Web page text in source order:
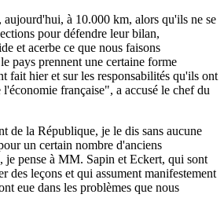
aujourd'hui, à 10.000 km, alors qu'ils ne se
pour défendre leur bilan,
et acerbe ce que nous faisons
pays prennent une certaine forme
fait hier et sur les responsabilités qu'ils ont
l'économie française", a accusé le chef du
de la République, je le dis sans aucune
un certain nombre d'anciens
je pense à MM. Sapin et Eckert, qui sont
des leçons et qui assument manifestement
eue dans les problèmes que nous